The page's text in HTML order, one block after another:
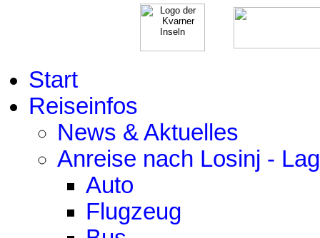
Start
Reiseinfos
News & Aktuelles
Anreise nach Losinj -
Auto
Flugzeug